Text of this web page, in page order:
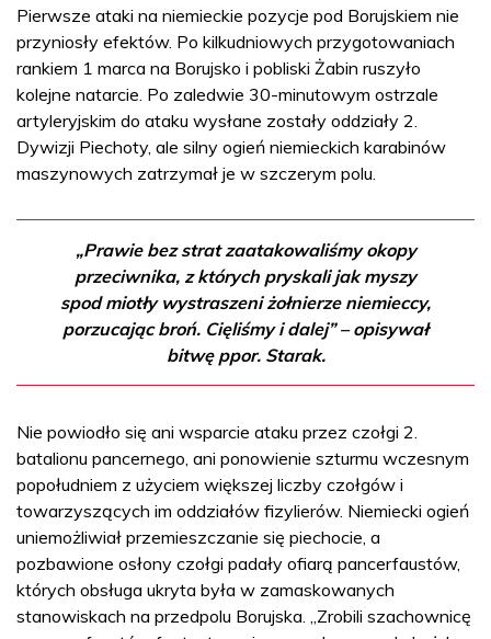
Pierwsze ataki na niemieckie pozycje pod Borujskiem nie
przyniosły efektów. Po kilkudniowych przygotowaniach
rankiem 1 marca na Borujsko i pobliski Żabin ruszyło
kolejne natarcie. Po zaledwie 30-minutowym ostrzale
artyleryjskim do ataku wysłane zostały oddziały 2.
Dywizji Piechoty, ale silny ogień niemieckich karabinów
maszynowych zatrzymał je w szczerym polu.
„Prawie bez strat zaatakowaliśmy okopy
przeciwnika, z których pryskali jak myszy
spod miotły wystraszeni żołnierze niemieccy,
porzucając broń. Cięliśmy i dalej” – opisywał
bitwę ppor. Starak.
Nie powiodło się ani wsparcie ataku przez czołgi 2.
batalionu pancernego, ani ponowienie szturmu wczesnym
popołudniem z użyciem większej liczby czołgów i
towarzyszących im oddziałów fizylierów. Niemiecki ogień
uniemożliwiał przemieszczanie się piechocie, a
pozbawione osłony czołgi padały ofiarą pancerfaustów,
których obsługa ukryta była w zamaskowanych
stanowiskach na przedpolu Borujska. „Zrobili szachownicę